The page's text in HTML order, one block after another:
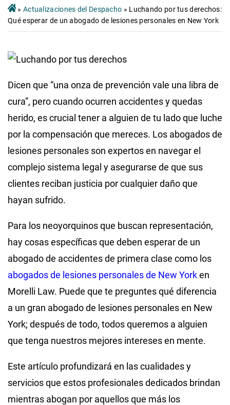
» Actualizaciones del Despacho » Luchando por tus derechos:
Qué esperar de un abogado de lesiones personales en New York
Dicen que “una onza de prevención vale una libra de
cura”, pero cuando ocurren accidentes y quedas
herido, es crucial tener a alguien de tu lado que luche
por la compensación que mereces. Los abogados de
lesiones personales son expertos en navegar el
complejo sistema legal y asegurarse de que sus
clientes reciban justicia por cualquier daño que
hayan sufrido.
Para los neoyorquinos que buscan representación,
hay cosas específicas que deben esperar de un
abogado de accidentes de primera clase como los
abogados de lesiones personales de New Yorken
Morelli Law. Puede que te preguntes qué diferencia
a un gran abogado de lesiones personales en New
York; después de todo, todos queremos a alguien
que tenga nuestros mejores intereses en mente.
Este artículo profundizará en las cualidades y
servicios que estos profesionales dedicados brindan
mientras abogan por aquellos que más los